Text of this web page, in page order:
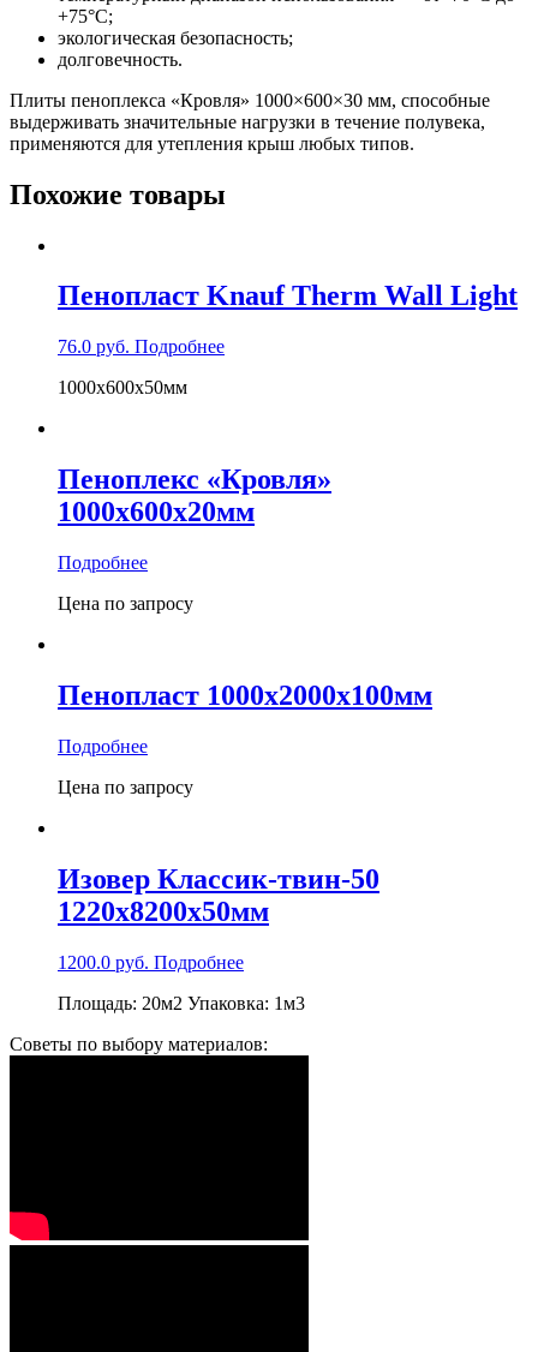
+75°С;
экологическая безопасность;
долговечность.
Плиты пеноплекса «Кровля» 1000×600×30 мм, способные
выдерживать значительные нагрузки в течение полувека,
применяются для утепления крыш любых типов.
Похожие товары
Пенопласт Knauf Therm Wall Light
76.0 руб. Подробнее
1000x600x50мм
Пеноплекс «Кровля»
1000x600x20мм
Подробнее
Цена по запросу
Пенопласт 1000x2000x100мм
Подробнее
Цена по запросу
Изовер Классик-твин-50
1220x8200x50мм
1200.0 руб. Подробнее
Площадь: 20м2 Упаковка: 1м3
Советы по выбору материалов: